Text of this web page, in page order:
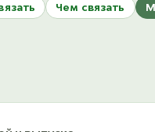
878
Чем связать